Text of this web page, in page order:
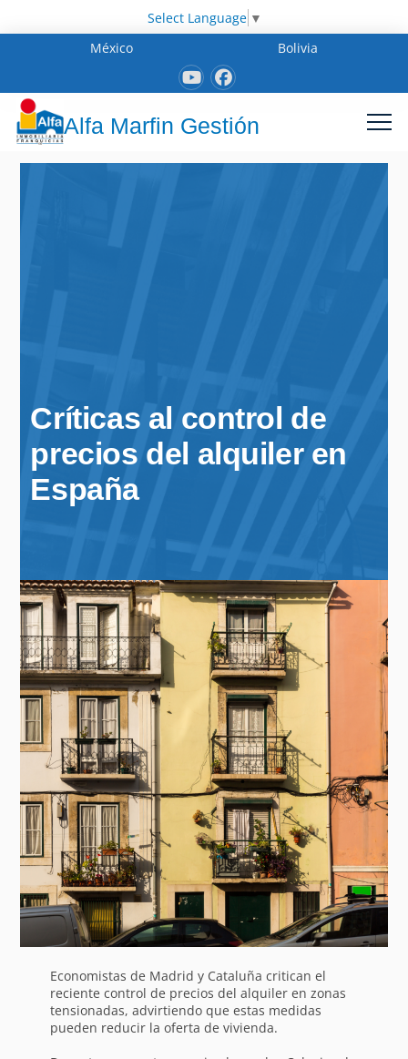
Select Language ▼
México
Bolivia
Alfa Marfin Gestión
Críticas al control de
precios del alquiler en
España
Economistas de Madrid y Cataluña critican el
reciente control de precios del alquiler en zonas
tensionadas, advirtiendo que estas medidas
pueden reducir la oferta de vivienda.